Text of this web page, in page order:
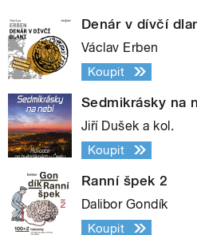
Denár v dívčí
Václav Erben
Koupit
Sedmikrásky na
Jiří Dušek a kol.
Koupit
Ranní špek 2
Dalibor Gondík
Koupit